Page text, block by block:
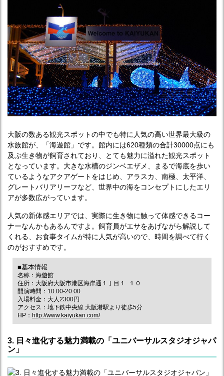
大阪の数ある観光スポットの中でも特に人気の高い世界最大級の
水族館が、「海遊館」です。館内には620種類の合計30000点にも
及ぶ生き物が飼育されており、とても魅力に溢れた観光スポット
となっています。大きな水槽のジンベエザメ、まるで海底を歩い
ているようなアクアゲートをはじめ、アラスカ、南極、太平洋、
グレートバリアリーフなど、世界中の海をコンセプトにしたエリ
アが多数広がっています。
人気の新体感エリアでは、実際に生き物に触って体感できるコー
ナーなんかもあるんですよ。飼育員がエサをあげながら解説して
くれる、お食事タイムが特に人気が高いので、時間を調べて行く
のがおすすめです。
■基本情報
名称：海遊館
住所：大阪府大阪市港区海岸通１丁目１−１０
開演時間：10:00-20:00
入場料金：大人2300円
アクセス：地下鉄中央線 大阪港駅より徒歩5分
HP： http://www.kaiyukan.com/
3. 日々進化する魅力満載の「ユニバーサルスタジオジャパ
ン」